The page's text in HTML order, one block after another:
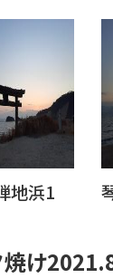
地浜1
け